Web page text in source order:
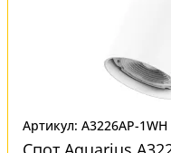
Артикул: A3226AP-1WH